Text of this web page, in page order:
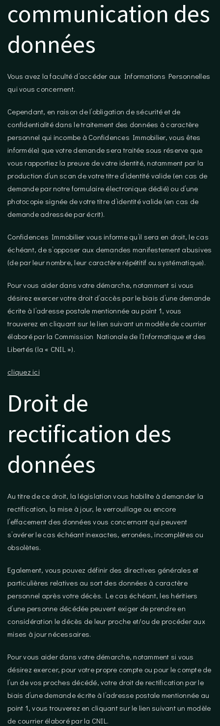
communication des
données
Vous avez la faculté d’accéder aux Informations Personnelles
qui vous concernent.
Cependant, en raison de l’obligation de sécurité et de
confidentialité dans le traitement des données à caractère
personnel qui incombe à Confidences Immobilier, vous êtes
informé(e) que votre demande sera traitée sous réserve que
vous rapportiez la preuve de votre identité, notamment par la
production d’un scan de votre titre d’identité valide (en cas de
demande par notre formulaire électronique dédié) ou d’une
photocopie signée de votre titre d’identité valide (en cas de
demande adressée par écrit).
Confidences Immobilier vous informe qu’il sera en droit, le cas
échéant, de s’opposer aux demandes manifestement abusives
(de par leur nombre, leur caractère répétitif ou systématique).
Pour vous aider dans votre démarche, notamment si vous
désirez exercer votre droit d’accès par le biais d’une demande
écrite à l’adresse postale mentionnée au point 1, vous
trouverez en cliquant sur le lien suivant un modèle de courrier
élaboré par la Commission Nationale de l’Informatique et des
Libertés (la « CNIL »).
cliquez ici
Droit de
rectification des
données
Au titre de ce droit, la législation vous habilite à demander la
rectification, la mise à jour, le verrouillage ou encore
l’effacement des données vous concernant qui peuvent
s’avérer le cas échéant inexactes, erronées, incomplètes ou
obsolètes.
Egalement, vous pouvez définir des directives générales et
particulières relatives au sort des données à caractère
personnel après votre décès. Le cas échéant, les héritiers
d’une personne décédée peuvent exiger de prendre en
considération le décès de leur proche et/ou de procéder aux
mises à jour nécessaires.
Pour vous aider dans votre démarche, notamment si vous
désirez exercer, pour votre propre compte ou pour le compte de
l’un de vos proches décédé, votre droit de rectification par le
biais d’une demande écrite à l’adresse postale mentionnée au
point 1, vous trouverez en cliquant sur le lien suivant un modèle
de courrier élaboré par la CNIL.